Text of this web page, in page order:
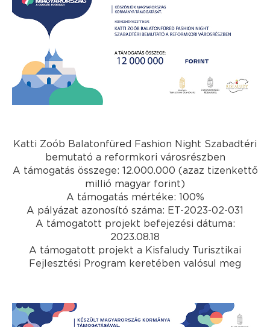
Katti Zoób Balatonfüred Fashion Night Szabadtéri
bemutató a reformkori városrészben
A támogatás összege: 12.000.000 (azaz tizenkettő
millió magyar forint)
A támogatás mértéke: 100%
A pályázat azonosító száma: ET-2023-02-031
A támogatott projekt befejezési dátuma:
2023.08.18
A támogatott projekt a Kisfaludy Turisztikai
Fejlesztési Program keretében valósul meg